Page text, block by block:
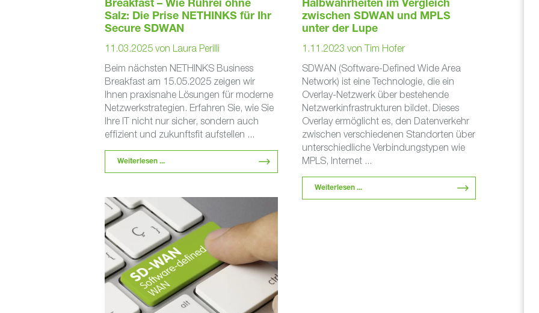
Breakfast – Wie Rührei ohne
Salz: Die Prise NETHINKS für Ihr
Secure SDWAN
11.03.2025 von Laura Perilli
Beim nächsten NETHINKS Business
Breakfast am 15.05.2025 zeigen wir
Ihnen praxisnahe Lösungen für moderne
Netzwerkstrategien. Erfahren Sie, wie Sie
Ihre IT nicht nur sicher, sondern auch
effizient und zukunftsfit aufstellen ...
Weiterlesen ...
Halbwahrheiten im Vergleich
zwischen SDWAN und MPLS
unter der Lupe
1.11.2023 vonTim Hofer
SDWAN (Software-Defined Wide Area
Network) ist eine Technologie, die ein
Overlay-Netzwerk über bestehende
Netzwerkinfrastrukturen bildet. Dieses
Overlay ermöglicht es, den Datenverkehr
zwischen verschiedenen Standorten über
unterschiedliche Verbindungstypen wie
MPLS, Internet ...
Weiterlesen ...